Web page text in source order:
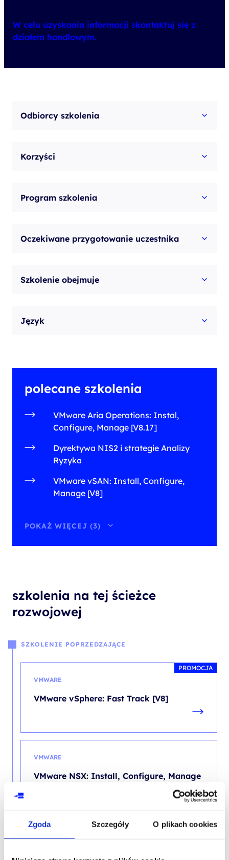
Zgoda Szczegóły O plikach cookies
W celu uzyskania informacji skontaktuj się z
działem handlowym.
Odbiorcy szkolenia
Korzyści
Program szkolenia
Oczekiwane przygotowanie uczestnika
Szkolenie obejmuje
Język
polecane szkolenia
VMware Aria Operations: Instal,
Configure, Manage [V8.17]
Dyrektywa NIS2 i strategie Analizy
Ryzyka
VMware vSAN: Install, Configure,
Manage [V8]
POKAŻ WIĘCEJ (3)
szkolenia na tej ścieżce
rozwojowej
SZKOLENIE POPRZEDZAJĄCE
PROMOCJA
VMWARE
VMware vSphere: Fast Track [V8]
VMWARE
VMware NSX: Install, Configure, Manage